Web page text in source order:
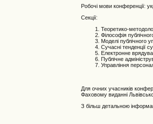
Робочі мови конференції:
Секції:
Теоретико-
Філософія
Моделі публічного
Сучасні тенденції
Електронне
Публічне
Управління
Для очних учасників
Фаховому виданні
З більш детальною